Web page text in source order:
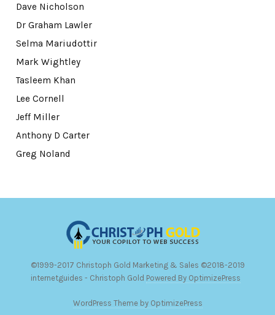
Dave Nicholson
Dr Graham Lawler
Selma Mariudottir
Mark Wightley
Tasleem Khan
Lee Cornell
Jeff Miller
Anthony D Carter
Greg Noland
©1999-2017 Christoph Gold Marketing & Sales ©2018-2019
internetguides - Christoph Gold Powered By OptimizePress
WordPress Theme by OptimizePress